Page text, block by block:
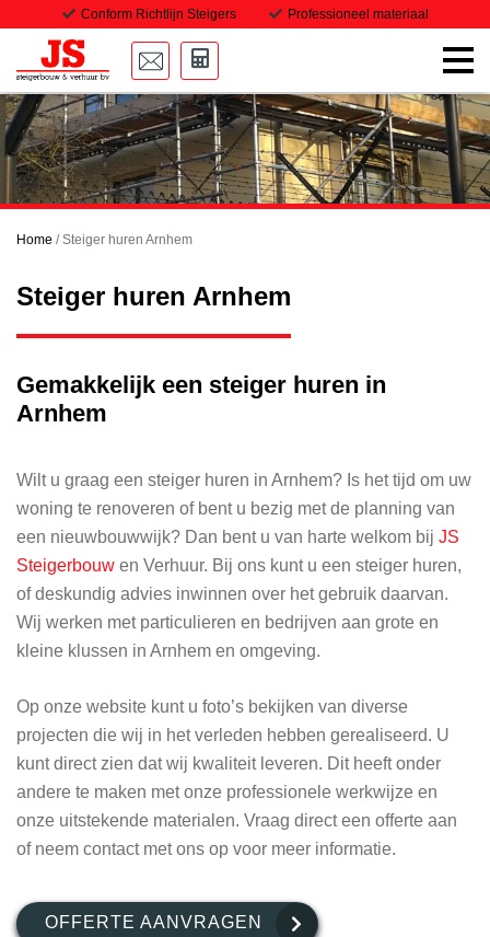
Home
Onze steigers
Transport
Downloads
Contact
Conform Richtlijn Steigers Professioneel materiaal
Home /Steiger huren Arnhem
Steiger huren Arnhem
Gemakkelijk een steiger huren in
Arnhem
Wilt u graag een steiger huren in Arnhem? Is het tijd om uw
woning te renoveren of bent u bezig met de planning van
een nieuwbouwwijk? Dan bent u van harte welkom bij JS
Steigerbouw en Verhuur. Bij ons kunt u een steiger huren,
of deskundig advies inwinnen over het gebruik daarvan.
Wij werken met particulieren en bedrijven aan grote en
kleine klussen in Arnhem en omgeving.
Op onze website kunt u foto’s bekijken van diverse
projecten die wij in het verleden hebben gerealiseerd. U
kunt direct zien dat wij kwaliteit leveren. Dit heeft onder
andere te maken met onze professionele werkwijze en
onze uitstekende materialen. Vraag direct een offerte aan
of neem contact met ons op voor meer informatie.
OFFERTE AANVRAGEN